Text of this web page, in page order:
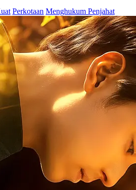
hati emas, memiliki kemampuan
menjalani berbagai peran rahasia.
dengan putra kelima keluarga Huo yang
mereka menghadapi rintangan, saling
kekuatan jahat. Dalam perjalanan
misteri kematian orangtuanya
ke pengadilan. Kisah cinta yang penuh
Anda terpesona!